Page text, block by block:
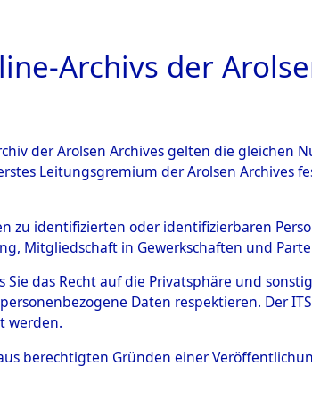
ARCHIVALE ÜBERSICHT BILD
und der Routen
die
und
(84629390)→
Archivs der
der Arolsen Archives gelten die
Leitungsgremium der Arolsen Archives
zu identifizierten oder identifizierbaren
Mitgliedschaft in Gewerkschaften und
das Recht auf die Privatsphäre und
Daten respektieren. Der
werden.
berechtigten Gründen einer